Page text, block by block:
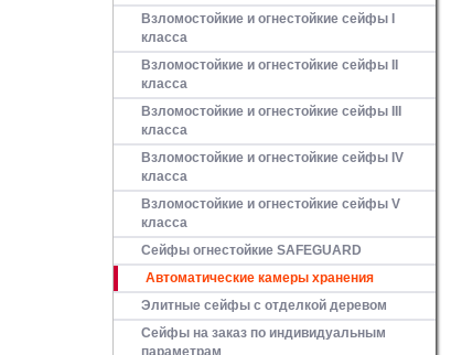
Взломостойкие и огнестойкие сейфы I
класса
Взломостойкие и огнестойкие сейфы II
класса
Взломостойкие и огнестойкие сейфы III
класса
Взломостойкие и огнестойкие сейфы IV
класса
Взломостойкие и огнестойкие сейфы V
класса
Сейфы огнестойкие SAFEGUARD
Автоматические камеры хранения
Элитные сейфы с отделкой деревом
Сейфы на заказ по индивидуальным
параметрам